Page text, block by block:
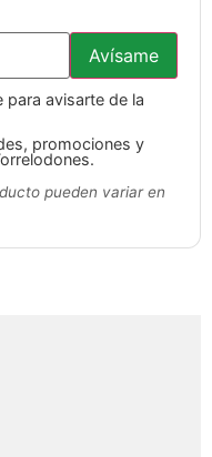
Avísame
para avisarte de la
promociones y
pueden variar en